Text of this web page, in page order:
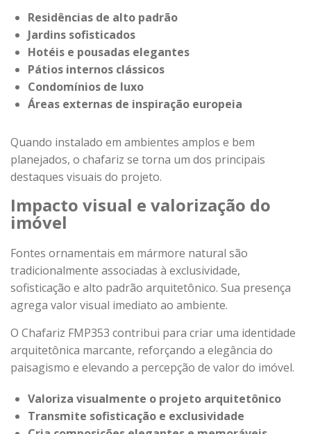
Residências de alto padrão
Jardins sofisticados
Hotéis e pousadas elegantes
Pátios internos clássicos
Condomínios de luxo
Áreas externas de inspiração europeia
Quando instalado em ambientes amplos e bem
planejados, o chafariz se torna um dos principais
destaques visuais do projeto.
Impacto visual e valorização do
imóvel
Fontes ornamentais em mármore natural são
tradicionalmente associadas à exclusividade,
sofisticação e alto padrão arquitetônico. Sua presença
agrega valor visual imediato ao ambiente.
O Chafariz FMP353 contribui para criar uma identidade
arquitetônica marcante, reforçando a elegância do
paisagismo e elevando a percepção de valor do imóvel.
Valoriza visualmente o projeto arquitetônico
Transmite sofisticação e exclusividade